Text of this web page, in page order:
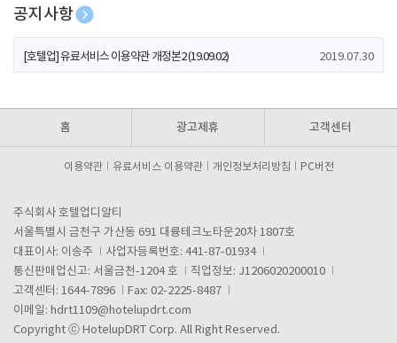
공지사항
[호텔업] 개인정보 처리방침 개정본1 (19.09.02)
[호텔업] 유료서비스 이용약관 개정본2 (19.09.02) 2019.07.30
홈 광고제휴 고객센터
이용약관 유료서비스 이용약관 개인정보처리방침 PC버전
주식회사 호텔업디알티
서울특별시 금천구 가산동 691 대륭테크노타운20차 1807호
대표이사: 이송주
사업자등록번호: 441-87-01934
통신판매업신고: 서울금천-1204 호
직업정보: J1206020200010
고객센터: 1644-7896
Fax: 02-2225-8487
이메일: hdrt1109@hotelupdrt.com
Copyright ⓒ HotelupDRT Corp. All Right Reserved.